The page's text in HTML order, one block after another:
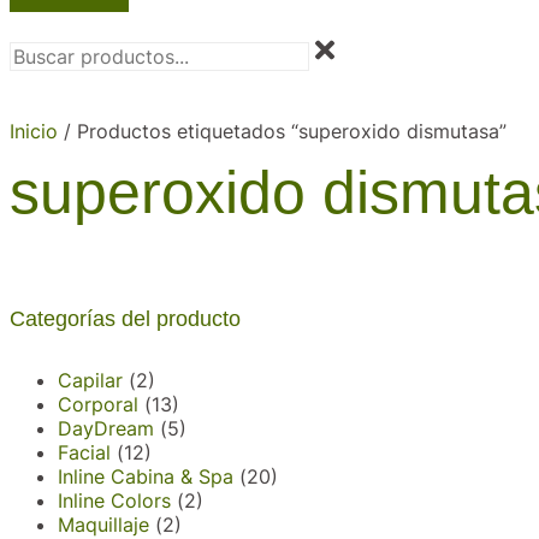
Inicio / Productos etiquetados “superoxido dismutasa”
superoxido
Categorías del producto
Capilar (2)
Corporal (13)
DayDream (5)
Facial (12)
Inline Cabina & Spa (20)
Inline Colors (2)
Maquillaje (2)